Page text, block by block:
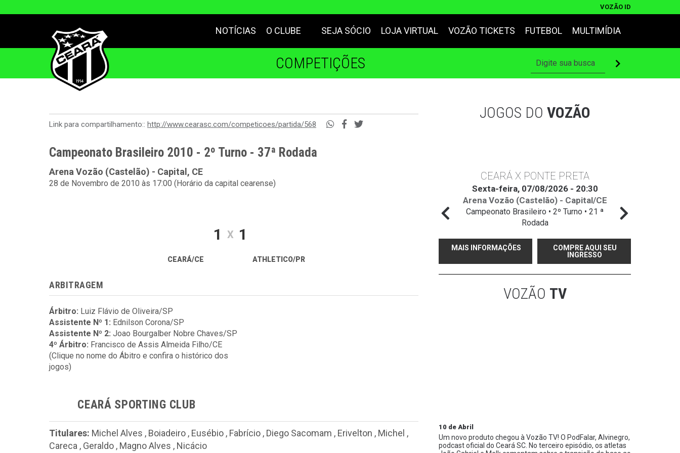
VOZÃO ID
NOTÍCIAS O CLUBE SEJA SÓCIO LOJA VIRTUAL VOZÃO TICKETS FUTEBOL MULTIMÍDIA
COMPETIÇÕES
Link para compartilhamento:: http://www.cearasc.com/competicoes/partida/568
Campeonato Brasileiro 2010 - 2º Turno - 37ª Rodada
Arena Vozão (Castelão) - Capital, CE
28 de Novembro de 2010 às 17:00 (Horário da capital cearense)
CEARÁ/CE
1 X 1
ATHLETICO/PR
ARBITRAGEM
Árbitro: Luiz Flávio de Oliveira/SP
Assistente Nº 1: Ednilson Corona/SP
Assistente Nº 2: Joao Bourgalber Nobre Chaves/SP
4º Árbitro: Francisco de Assis Almeida Filho/CE
(Clique no nome do Ábitro e confira o histórico dos
jogos)
CEARÁ SPORTING CLUB
Titulares: Michel Alves , Boiadeiro , Eusébio , Fabrício , Diego Sacomam , Erivelton , Michel ,
Careca , Geraldo , Magno Alves , Nicácio
JOGOS DO VOZÃO
CEARÁ X PONTE PRETA
Sexta-feira, 07/08/2026 - 20:30
Arena Vozão (Castelão) - Capital/CE
Campeonato Brasileiro • 2º Turno • 21 ª
Rodada
MAIS INFORMAÇÕES
COMPRE AQUI SEU
INGRESSO
VOZÃO TV
10 de Abril
Um novo produto chegou à Vozão TV! O PodFalar, Alvinegro,
podcast oficial do Ceará SC. No terceiro episódio, os atletas